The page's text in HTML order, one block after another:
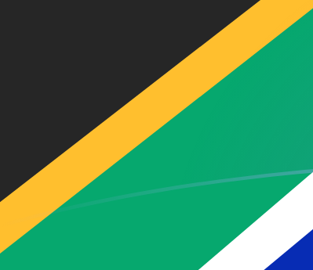
Tassi di cambio da ZAR a GHC oggi
Converti Rand sudafricano in Cedi ghanese
Rate information of ZAR/GHC currency
Rand sudafricano
ZAR
ZAR
ZAR 36.405,6 GHC
ZAR
50
GHC
GHC